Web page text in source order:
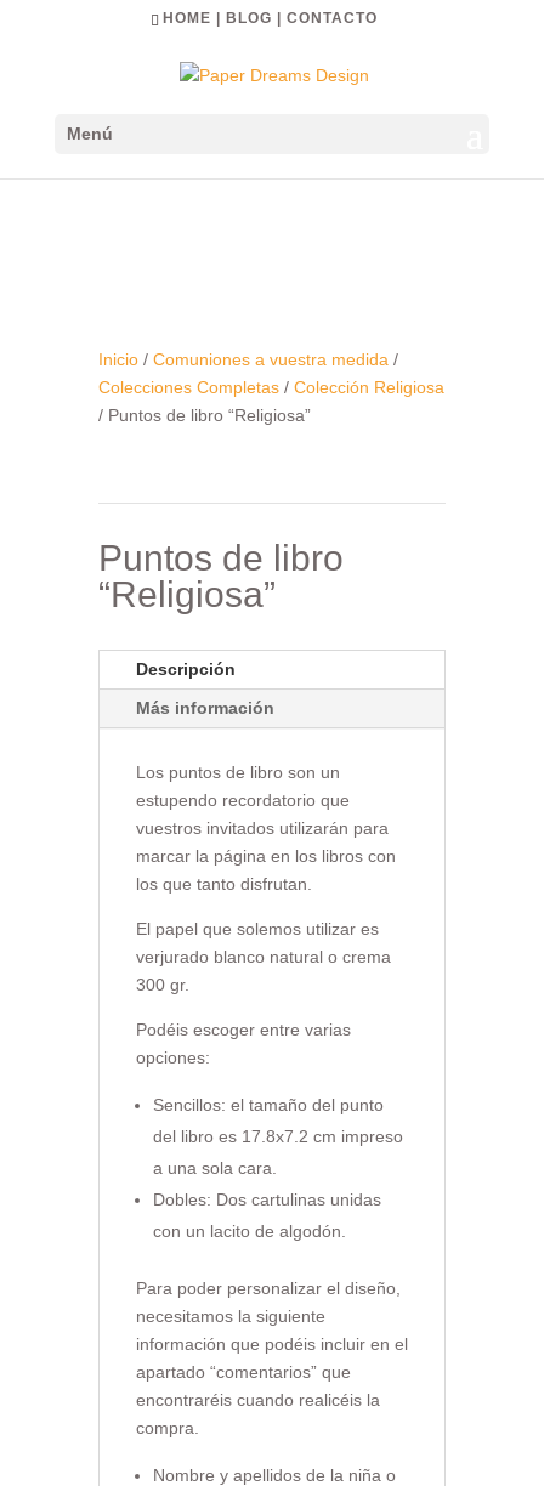
HOME BLOG CONTACTO
Menú
Inicio/ Comuniones a vuestra medida /
Colecciones Completas/ Colección Religiosa
/ Puntos de libro “Religiosa”
Puntos de libro
“Religiosa”
Descripción
Más información
Los puntos de libro son un
estupendo recordatorio que
vuestros invitados utilizarán para
marcar la página en los libros con
los que tanto disfrutan.
El papel que solemos utilizar es
verjurado blanco natural o crema
300 gr.
Podéis escoger entre varias
opciones:
Sencillos: el tamaño del punto
del libro es 17.8x7.2 cm impreso
a una sola cara.
Dobles: Dos cartulinas unidas
con un lacito de algodón.
Para poder personalizar el diseño,
necesitamos la siguiente
información que podéis incluir en el
apartado “comentarios” que
encontraréis cuando realicéis la
compra.
Nombre y apellidos de la niña o